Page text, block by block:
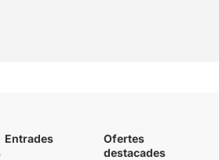
Entrades
Ofertes
destacades